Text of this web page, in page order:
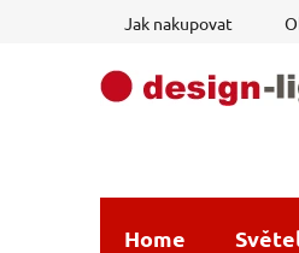
Jak nakupovat
Home